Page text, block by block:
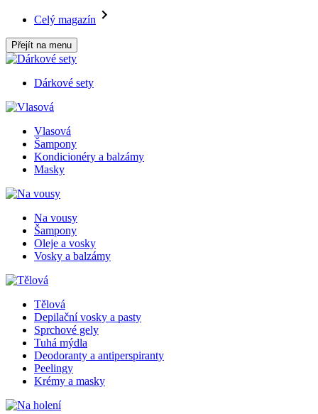
Celý magazín
Přejít na menu
Dárkové sety
Vlasová
Šampony
Kondicionéry a balzámy
Masky
Na vousy
Šampony
Oleje a vosky
Vosky a balzámy
Tělová
Depilační vosky a pasty
Sprchové gely
Tuhá mýdla
Deodoranty a antiperspiranty
Peelingy
Krémy a masky